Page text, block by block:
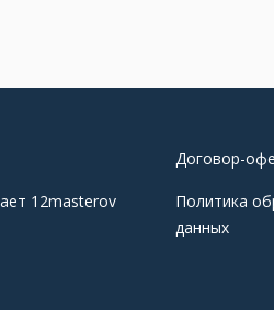
Договор-
12masterov
Политика
данных